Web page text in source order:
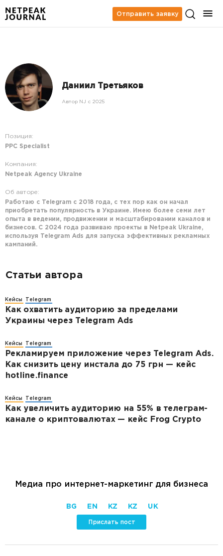
Отправить заявку
Даниил Третьяков
Автор NJ c 2025
Позиция:
PPC Specialist
Компания:
Netpeak Agency Ukraine
Об авторе:
Работаю с Telegram с 2018 года, с тех пор как он начал
приобретать популярность в Украине. Имею более семи лет
опыта в ведении, продвижении и масштабировании каналов и
бизнесов. С 2024 года развиваю проекты в Netpeak Ukraine,
используя Telegram Ads для запуска эффективных рекламных
кампаний.
Статьи автора
Кейсы Telegram
Как охватить аудиторию за пределами
Украины через Telegram Ads
Кейсы Telegram
Рекламируем приложение через Telegram Ads.
Как снизить цену инстала до 75 грн — кейс
hotline.finance
Кейсы Telegram
Как увеличить аудиторию на 55% в телеграм-
канале о криптовалютах — кейс Frog Crypto
Медиа про интернет-маркетинг для бизнеса
BG EN KZ KZ UK
Прислать пост